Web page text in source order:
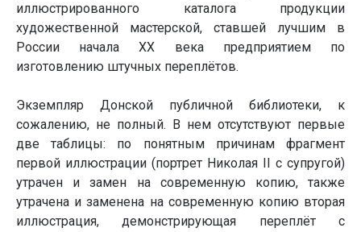
иллюстрированного каталога продукции
художественной мастерской, ставшей лучшим в
России начала ХХ века предприятием по
изготовлению штучных переплётов.
Экземпляр Донской публичной библиотеки, к
сожалению, не полный. В нем отсутствуют первые
две таблицы: по понятным причинам фрагмент
первой иллюстрации (портрет Николая II c супругой)
утрачен и замен на современную копию, также
утрачена и заменена на современную копию вторая
иллюстрация, демонстрирующая переплёт с